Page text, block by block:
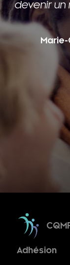
devenir un
Marie-
Adhésion